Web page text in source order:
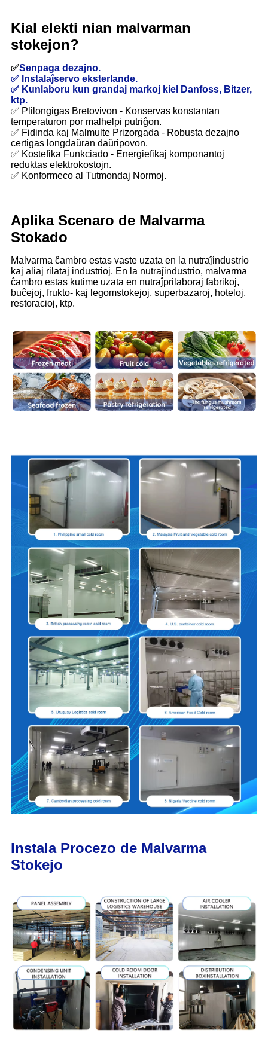
Kial elekti nian malvarman
stokejon?
✅Senpaga dezajno.
✅ Instalaĵservo eksterlande.
✅ Kunlaboru kun grandaj markoj kiel Danfoss, Bitzer,
ktp.
✅ Plilongigas Bretovivon - Konservas konstantan
temperaturon por malhelpi putriĝon.
✅ Fidinda kaj Malmulte Prizorgada - Robusta dezajno
certigas longdaŭran daŭripovon.
✅ Kostefika Funkciado - Energiefikaj komponantoj
reduktas elektrokostojn.
✅ Konformeco al Tutmondaj Normoj.
Aplika Scenaro de Malvarma
Stokado
Malvarma ĉambro estas vaste uzata en la nutraĵindustrio
kaj aliaj rilataj industrioj. En la nutraĵindustrio, malvarma
ĉambro estas kutime uzata en nutraĵprilaboraj fabrikoj,
buĉejoj, frukto- kaj legomstokejoj, superbazaroj, hoteloj,
restoracioj, ktp.
Instala Procezo de Malvarma
Stokejo